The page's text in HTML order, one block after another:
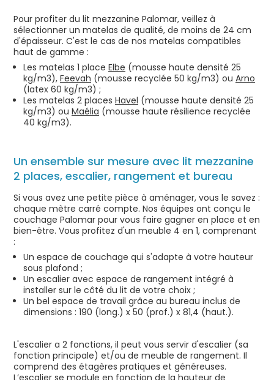
Pour profiter du lit mezzanine Palomar, veillez à
sélectionner un matelas de qualité, de moins de 24 cm
d'épaisseur. C'est le cas de nos matelas compatibles
haut de gamme :
Les matelas 1 place Elbe (mousse haute densité 25
kg/m3), Feevah (mousse recyclée 50 kg/m3) ou Arno
(latex 60 kg/m3) ;
Les matelas 2 places Havel (mousse haute densité 25
kg/m3) ou Maélia (mousse haute résilience recyclée
40 kg/m3).
Un ensemble sur mesure avec lit mezzanine
2 places, escalier, rangement et bureau
Si vous avez une petite pièce à aménager, vous le savez :
chaque mètre carré compte. Nos équipes ont conçu le
couchage Palomar pour vous faire gagner en place et en
bien-être. Vous profitez d'un meuble 4 en 1, comprenant
:
Un espace de couchage qui s'adapte à votre hauteur
sous plafond ;
Un escalier avec espace de rangement intégré à
installer sur le côté du lit de votre choix ;
Un bel espace de travail grâce au bureau inclus de
dimensions : 190 (long.) x 50 (prof.) x 81,4 (haut.).
L'escalier a 2 fonctions, il peut vous servir d'escalier (sa
fonction principale) et/ou de meuble de rangement. Il
comprend des étagères pratiques et généreuses.